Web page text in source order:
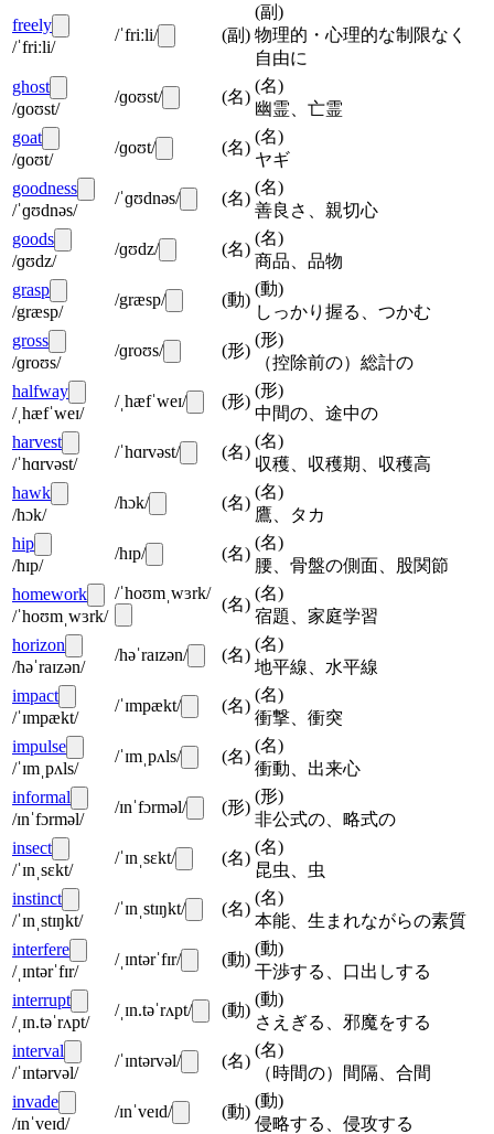
freely
/ˈfriːli/
/ˈfriːli/ (副 )
(副 )
物理的・心理的な制限なく
自由に
ghost
/ɡoʊst/
/ɡoʊst/ (名)
(名)
幽霊、亡霊
goat
/ɡoʊt/
/ɡoʊt/ (名)
(名)
ヤギ
goodness
/ˈɡʊdnəs/
/ˈɡʊdnəs/ (名)
(名)
善良さ、親切心
goods
/ɡʊdz/
/ɡʊdz/ (名)
(名)
商品、品物
grasp
/græsp/
/græsp/ (動)
(動)
しっかり握る、つかむ
gross
/ɡroʊs/
/ɡroʊs/ (形)
(形)
（控除前の）総計の
halfway
/ˌhæfˈweɪ/
/ˌhæfˈweɪ/ (形)
(形)
中間の、途中の
harvest
/ˈhɑrvəst/
/ˈhɑrvəst/ (名)
(名)
収穫、収穫期、収穫高
hawk
/hɔk/
/hɔk/ (名)
(名)
鷹、タカ
hip
/hɪp/
/hɪp/ (名)
(名)
腰、骨盤の側面、股関節
homework
/ˈhoʊmˌwɜrk/
/ˈhoʊmˌwɜrk/
(名)
(名)
宿題、家庭学習
horizon
/həˈraɪzən/
/həˈraɪzən/ (名)
(名)
地平線、水平線
impact
/ˈɪmpækt/
/ˈɪmpækt/ (名)
(名)
衝撃、衝突
impulse
/ˈɪmˌpʌls/
/ˈɪmˌpʌls/ (名)
(名)
衝動、出来心
informal
/ɪnˈfɔrməl/
/ɪnˈfɔrməl/ (形)
(形)
非公式の、略式の
insect
/ˈɪnˌsɛkt/
/ˈɪnˌsɛkt/ (名)
(名)
昆虫、虫
instinct
/ˈɪnˌstɪŋkt/
/ˈɪnˌstɪŋkt/ (名)
(名)
本能、生まれながらの素質
interfere
/ˌɪntərˈfɪr/
/ˌɪntərˈfɪr/ (動)
(動)
干渉する、口出しする
interrupt
/ˌɪn.təˈrʌpt/
/ˌɪn.təˈrʌpt/ (動)
(動)
さえぎる、邪魔をする
interval
/ˈɪntərvəl/
/ˈɪntərvəl/ (名)
(名)
（時間の）間隔、合間
invade
/ɪnˈveɪd/
/ɪnˈveɪd/ (動)
(動)
侵略する、侵攻する